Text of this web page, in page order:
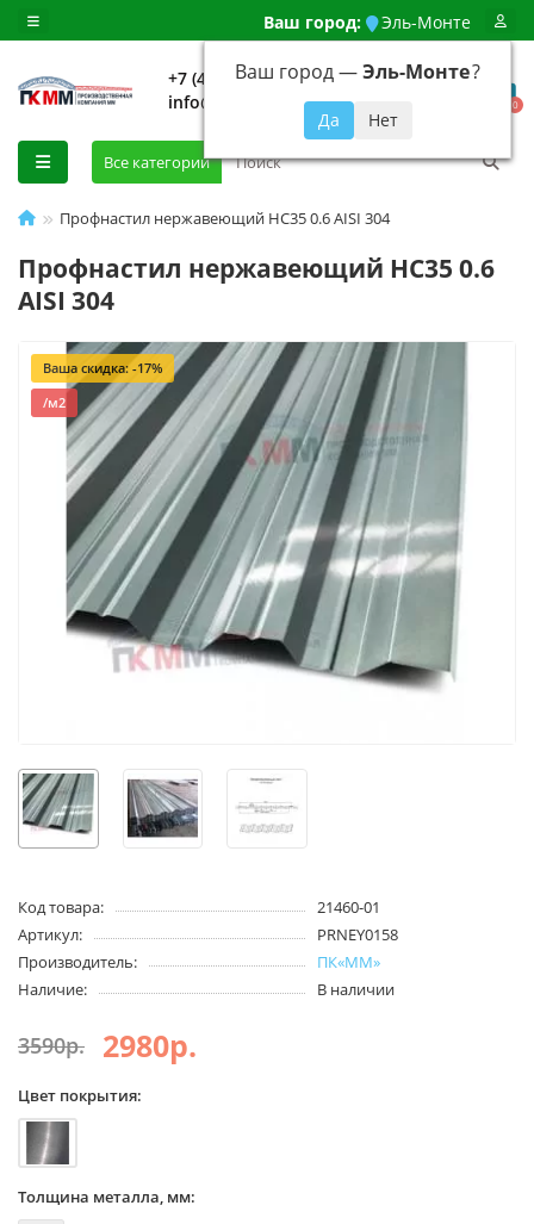
Ваш город: Эль-Монте
Ваш город —Эль-Монте?
+7 (499) 648-92-94
info@evroshtaketnikmoskva.ru
0
Все категории
Профнастил нержавеющий НС35 0.6 AISI 304
Профнастил нержавеющий НС35 0.6
AISI 304
Ваша скидка: -17%
/м2
Код товара:
21460-01
Артикул:
PRNEY0158
Производитель:
ПК«ММ»
Наличие:
В наличии
3590р. 2980р.
Цвет покрытия:
Толщина металла, мм: